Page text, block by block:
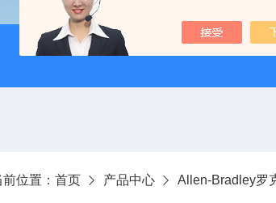
位置： 首页 产品中心 Allen-Bradley罗